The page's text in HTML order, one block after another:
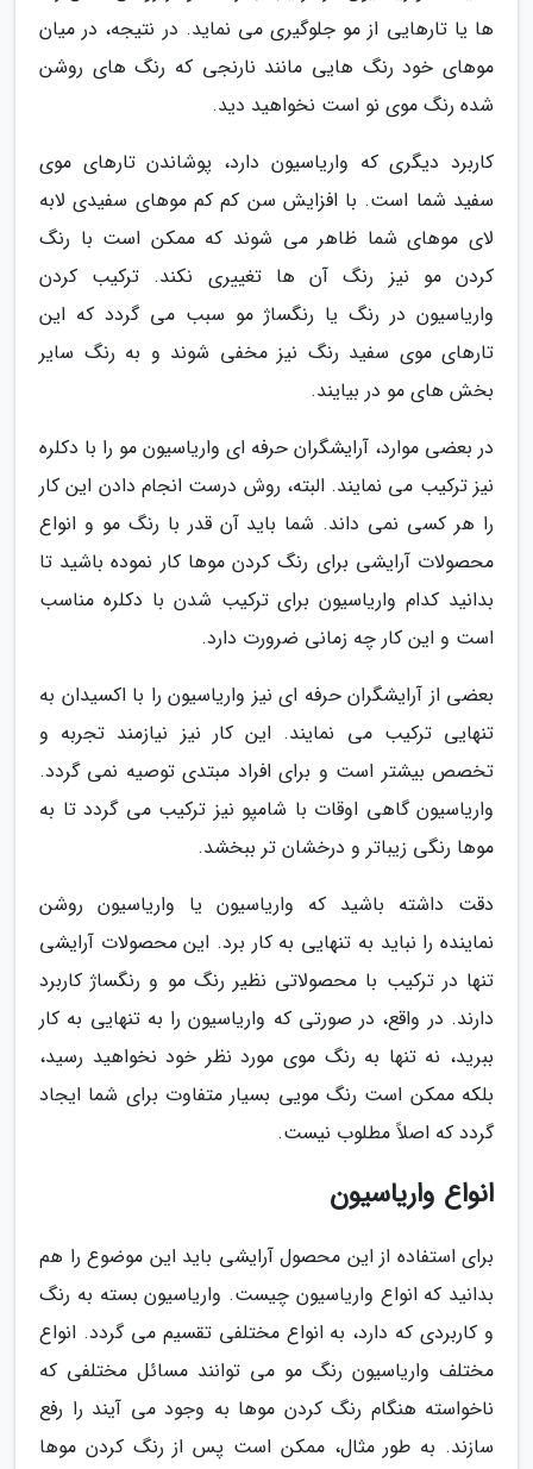
ها یا تارهایی از مو جلوگیری می نماید. در نتیجه، در میان
موهای خود رنگ هایی مانند نارنجی که رنگ های روشن
شده رنگ موی نو است نخواهید دید.
کاربرد دیگری که واریاسیون دارد، پوشاندن تارهای موی
سفید شما است. با افزایش سن کم کم موهای سفیدی لابه
لای موهای شما ظاهر می شوند که ممکن است با رنگ
کردن مو نیز رنگ آن ها تغییری نکند. ترکیب کردن
واریاسیون در رنگ یا رنگساژ مو سبب می گردد که این
تارهای موی سفید رنگ نیز مخفی شوند و به رنگ سایر
بخش های مو در بیایند.
در بعضی موارد، آرایشگران حرفه ای واریاسیون مو را با دکلره
نیز ترکیب می نمایند. البته، روش درست انجام دادن این کار
را هر کسی نمی داند. شما باید آن قدر با رنگ مو و انواع
محصولات آرایشی برای رنگ کردن موها کار نموده باشید تا
بدانید کدام واریاسیون برای ترکیب شدن با دکلره مناسب
است و این کار چه زمانی ضرورت دارد.
بعضی از آرایشگران حرفه ای نیز واریاسیون را با اکسیدان به
تنهایی ترکیب می نمایند. این کار نیز نیازمند تجربه و
تخصص بیشتر است و برای افراد مبتدی توصیه نمی گردد.
واریاسیون گاهی اوقات با شامپو نیز ترکیب می گردد تا به
موها رنگی زیباتر و درخشان تر ببخشد.
دقت داشته باشید که واریاسیون یا واریاسیون روشن
نماینده را نباید به تنهایی به کار برد. این محصولات آرایشی
تنها در ترکیب با محصولاتی نظیر رنگ مو و رنگساژ کاربرد
دارند. در واقع، در صورتی که واریاسیون را به تنهایی به کار
ببرید، نه تنها به رنگ موی مورد نظر خود نخواهید رسید،
بلکه ممکن است رنگ مویی بسیار متفاوت برای شما ایجاد
گردد که اصلاً مطلوب نیست.
انواع واریاسیون
برای استفاده از این محصول آرایشی باید این موضوع را هم
بدانید که انواع واریاسیون چیست. واریاسیون بسته به رنگ
و کاربردی که دارد، به انواع مختلفی تقسیم می گردد. انواع
مختلف واریاسیون رنگ مو می توانند مسائل مختلفی که
ناخواسته هنگام رنگ کردن موها به وجود می آیند را رفع
سازند. به طور مثال، ممکن است پس از رنگ کردن موها